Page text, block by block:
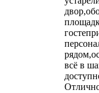
всё в